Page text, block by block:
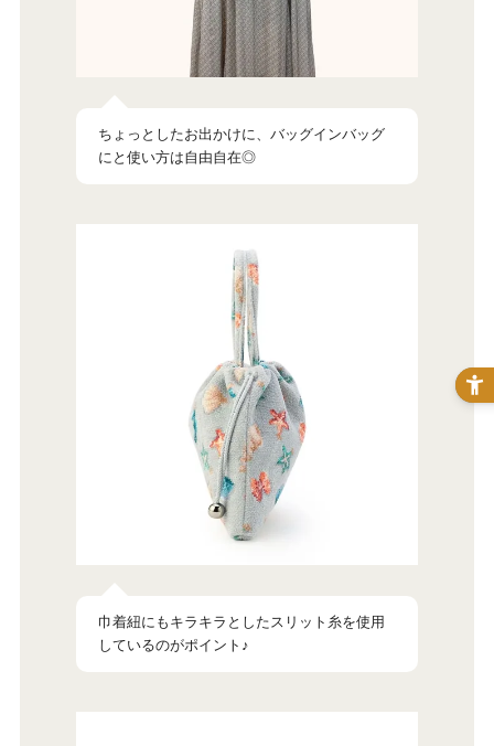
ちょっとしたお出かけに、バッグインバッグ
巾着紐にもキラキラとしたスリット糸を使用